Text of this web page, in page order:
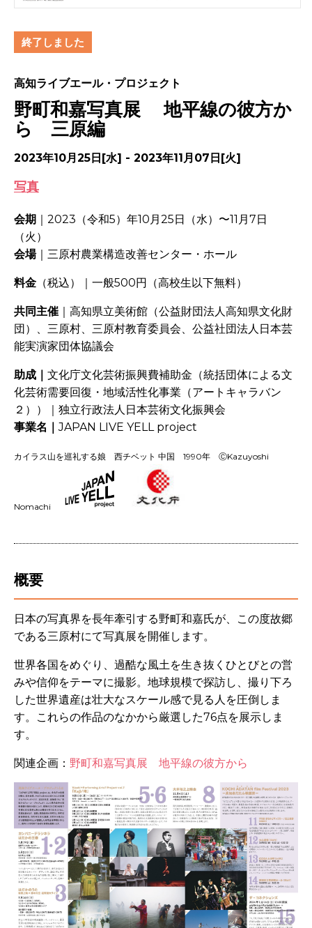
終了しました
高知ライブエール・プロジェクト
野町和嘉写真展 地平線の彼方か
ら 三原編
2023年10月25日[水] - 2023年11月07日[火]
写真
会期 ｜2023（令和5）年10月25日（水）〜11月7日
（火）
会場｜三原村農業構造改善センター・ホール
料金 （税込）｜一般500円（高校生以下無料）
共同主催 ｜高知県立美術館（公益財団法人高知県文化財
団）、三原村、三原村教育委員会、公益社団法人日本芸
能実演家団体協議会
助成｜ 文化庁文化芸術振興費補助金（統括団体による文
化芸術需要回復・地域活性化事業（アートキャラバン
２））｜独立行政法人日本芸術文化振興会
事業名｜JAPAN LIVE YELL project
カイラス山を巡礼する娘 西チベット 中国 1990年 ⒸKazuyoshi
Nomachi
概要
日本の写真界を長年牽引する野町和嘉氏が、この度故郷
である三原村にて写真展を開催します。
世界各国をめぐり、過酷な風土を生き抜くひとびとの営
みや信仰をテーマに撮影。地球規模で探訪し、撮り下ろ
した世界遺産は壮大なスケール感で見る人を圧倒しま
す。これらの作品のなかから厳選した76点を展示しま
す。
関連企画： 野町和嘉写真展 地平線の彼方から